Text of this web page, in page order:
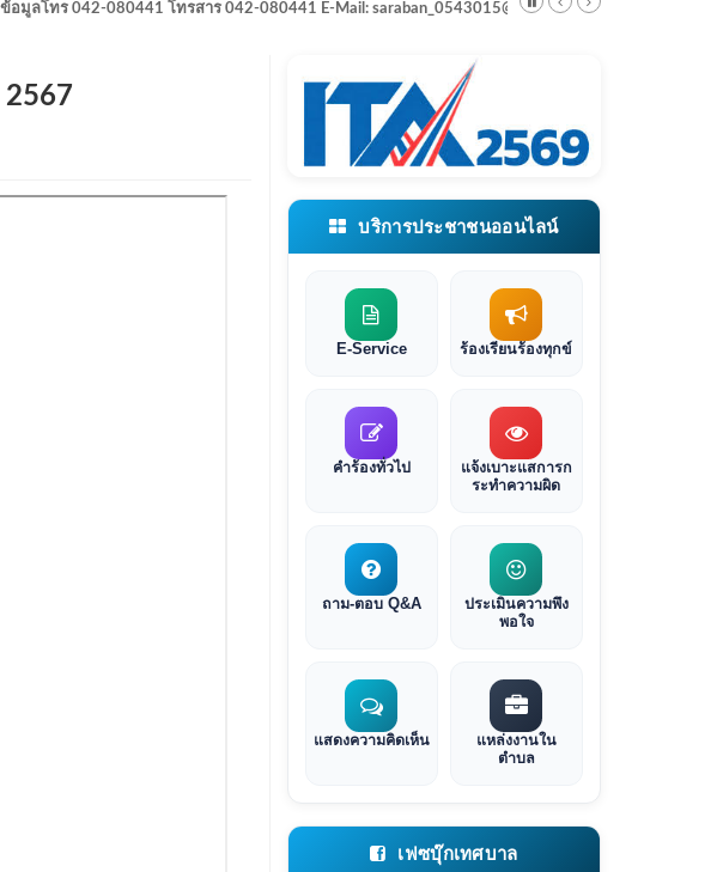
มูลโทร 042-080441 โทรสาร 042-080441 E-Mail: saraban_0543015@dla.go.th
2567
บริการประชาชนออนไลน์
E-Service ร้องเรียนร้องทุกข์
คำร้องทั่วไป
แจ้งเบาะแสการก
ระทำความผิด
ถาม-ตอบ Q&A
ประเมินความพึง
พอใจ
แสดงความคิดเห็น
แหล่งงานใน
ตำบล
เฟซบุ๊กเทศบาล